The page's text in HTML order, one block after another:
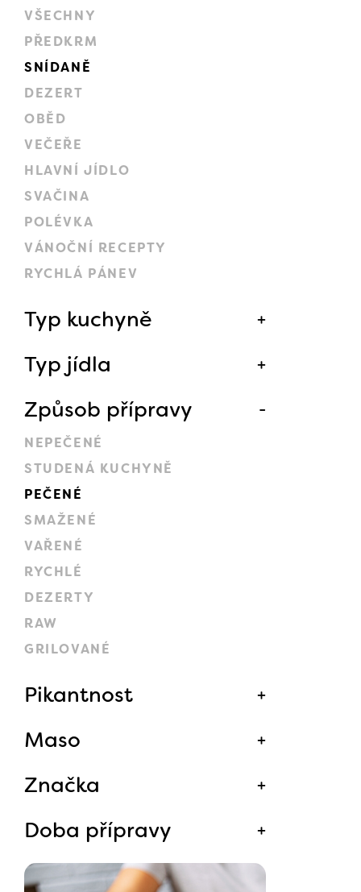
VŠECHNY
PŘEDKRM
SNÍDANĚ
DEZERT
OBĚD
VEČEŘE
HLAVNÍ JÍDLO
SVAČINA
POLÉVKA
VÁNOČNÍ RECEPTY
RYCHLÁ PÁNEV
Typ kuchyně
Typ jídla
Způsob přípravy
NEPEČENÉ
STUDENÁ KUCHYNĚ
PEČENÉ
SMAŽENÉ
VAŘENÉ
RYCHLÉ
DEZERTY
RAW
GRILOVANÉ
Pikantnost
Maso
Značka
Doba přípravy